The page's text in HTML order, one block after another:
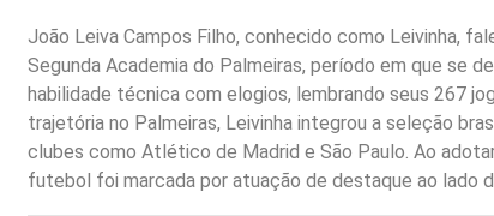
ENTRETENIMENTO
COLUNAS
João Leiva Campos Filho, conhecido como Leivinha,
Segunda Academia do Palmeiras, período em que se
habilidade técnica com elogios, lembrando seus 267
trajetória no Palmeiras, Leivinha integrou a seleção
clubes como Atlético de Madrid e São Paulo. Ao
futebol foi marcada por atuação de destaque ao lado